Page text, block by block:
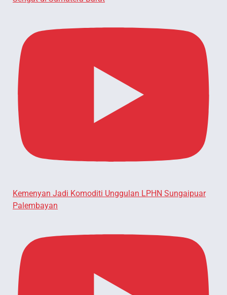
Kemenyan Jadi Komoditi Unggulan LPHN Sungaipuar
Palembayan